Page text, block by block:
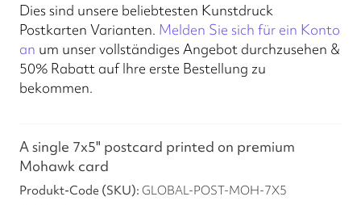
Dies sind unsere beliebtesten Kunstdruck
Postkarten Varianten. Melden Sie sich für ein Konto
an um unser vollständiges Angebot durchzusehen &
50% Rabatt auf Ihre erste Bestellung zu
bekommen.
A single 7x5" postcard printed on premium
Mohawk card
GLOBAL-POST-MOH-7X5